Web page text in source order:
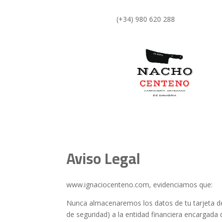
(+34) 980 620 288
Aviso Legal
www.ignaciocenteno.com, evidenciamos que:
Nunca almacenaremos los datos de tu tarjeta
de seguridad) a la entidad financiera